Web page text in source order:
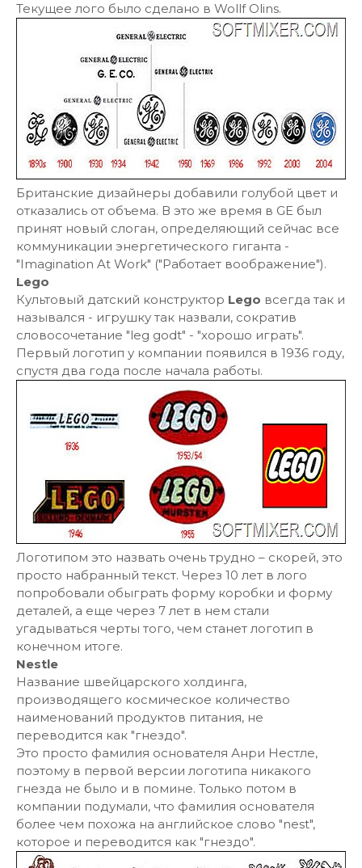
Текущее лого было сделано в Wollf Olins.
Британские дизайнеры добавили голубой цвет и
отказались от объема. В это же время в GE был
принят новый слоган, определяющий сейчас все
коммуникации энергетического гиганта -
"Imagination At Work" ("Работает воображение").
Lego
Культовый датский конструктор Lego всегда так и
назывался - игрушку так назвали, сократив
словосочетание "leg godt" - "хорошо играть".
Первый логотип у компании появился в 1936 году,
спустя два года после начала работы.
Логотипом это назвать очень трудно – скорей, это
просто набранный текст. Через 10 лет в лого
попробовали обыграть форму коробки и форму
деталей, а еще через 7 лет в нем стали
угадываться черты того, чем станет логотип в
конечном итоге.
Nestle
Название швейцарского холдинга,
производящего космическое количество
наименований продуктов питания, не
переводится как "гнездо".
Это просто фамилия основателя Анри Нестле,
поэтому в первой версии логотипа никакого
гнезда не было и в помине. Только потом в
компании подумали, что фамилия основателя
более чем похожа на английское слово "nest",
которое и переводится как "гнездо".